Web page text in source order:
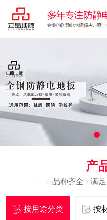
产
品种齐全 · 满
按用途分类 按